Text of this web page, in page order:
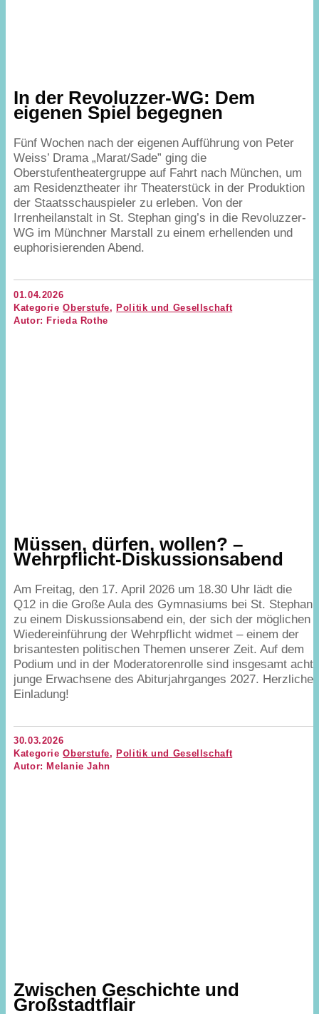
In der Revoluzzer-WG: Dem
eigenen Spiel begegnen
Fünf Wochen nach der eigenen Aufführung von Peter
Weiss’ Drama„Marat/​Sade” ging die
Oberstufentheatergruppe auf Fahrt nach München, um
am Residenztheater ihr Theaterstück in der Produktion
der Staatsschauspieler zu erleben. Von der
Irrenheilanstalt in St. Stephan ging’s in die Revoluzzer-
WG im Münchner Marstall zu einem erhellenden und
euphorisierenden Abend.
01.04.2026
KategorieOberstufe, Politik und Gesellschaft
Autor: Frieda Rothe
Müssen, dürfen, wollen? –
Wehrpflicht-Diskussionsabend
Am Freitag, den 17. April 2026 um 18.30 Uhr lädt die
Q12 in die Große Aula des Gymnasiums bei St. Stephan
zu einem Diskussionsabend ein, der sich der möglichen
Wiedereinführung der Wehrpflicht widmet – einem der
brisantesten politischen Themen unserer Zeit. Auf dem
Podium und in der Moderatorenrolle sind insgesamt acht
junge Erwachsene des Abiturjahrganges 2027. Herzliche
Einladung!
30.03.2026
KategorieOberstufe, Politik und Gesellschaft
Autor: Melanie Jahn
Zwischen Geschichte und
Großstadtflair